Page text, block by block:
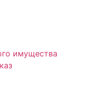
имущества